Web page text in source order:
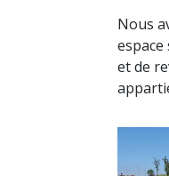
Nous
et de